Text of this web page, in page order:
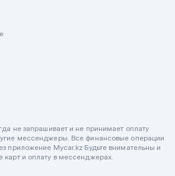
не запрашивает и не принимает оплату
мессенджеры. Все финансовые операции
приложение Mycar.kz Будьте внимательны и
карт и оплату в мессенджерах.